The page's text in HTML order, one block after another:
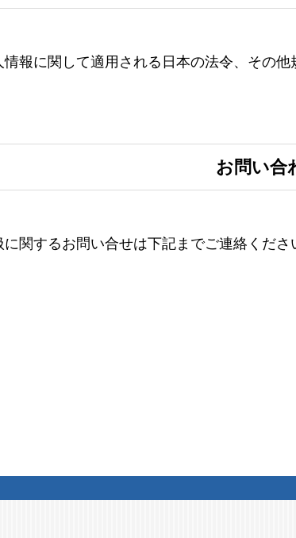
報に関して適用される日本の法令、その
お問い合
関するお問い合せは下記までご連絡くださ